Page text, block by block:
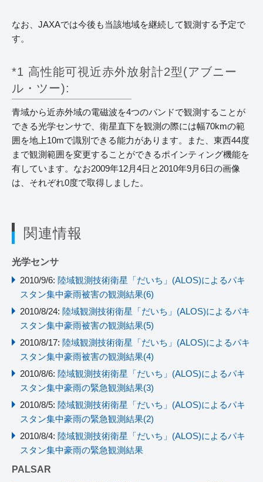
なお、JAXAでは今後も当該地域を継続して観測する予定で
す。
*1 高性能可視近赤外放射計2型(アブニー
ル・ツー):
青域から近赤外域の電磁波を4つのバンドで観測することが
できる光学センサで、衛星直下を観測の際には幅70kmの範
囲を地上10mで識別できる能力があります。また、東西44度
まで観測範囲を変更することができるポインティング機能を
有しています。なお2009年12月4日と2010年9月6日の画像
は、それぞれ0度で取得しました。
関連情報
光学センサ
2010/9/6: 陸域観測技術衛星「だいち」(ALOS)によるパキ
スタン集中豪雨被害の観測結果(6)
2010/8/24: 陸域観測技術衛星「だいち」(ALOS)によるパキ
スタン集中豪雨被害の観測結果(5)
2010/8/17: 陸域観測技術衛星「だいち」(ALOS)によるパキ
スタン集中豪雨被害の観測結果(4)
2010/8/6: 陸域観測技術衛星「だいち」(ALOS)によるパキ
スタン集中豪雨の緊急観測結果(3)
2010/8/5: 陸域観測技術衛星「だいち」(ALOS)によるパキ
スタン集中豪雨の緊急観測結果(2)
2010/8/4: 陸域観測技術衛星「だいち」(ALOS)によるパキ
スタン集中豪雨の緊急観測結果
PALSAR